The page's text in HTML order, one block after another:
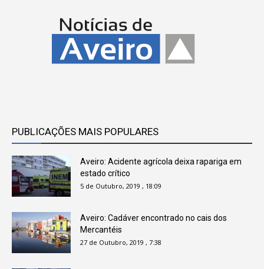
PUBLICAÇÕES MAIS POPULARES
Aveiro: Acidente agrícola deixa rapariga em
estado crítico
5 de Outubro, 2019 , 18:09
Aveiro: Cadáver encontrado no cais dos
Mercantéis
27 de Outubro, 2019 , 7:38